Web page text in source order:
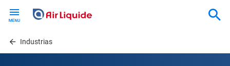
contentIndustrias